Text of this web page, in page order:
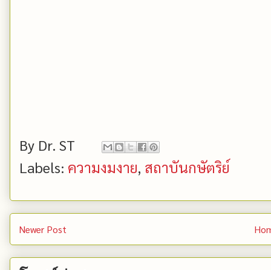
By Dr. ST
Labels: ความงมงาย, สถาบันกษัตริย์
Newer Post